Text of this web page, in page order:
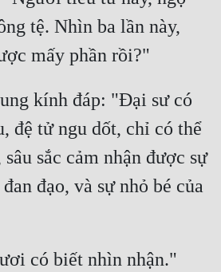
tệ. Nhìn ba lần này,
kính đáp: "Đại sư có
đệ tử ngu dốt, chỉ có thể
sắc cảm nhận được sự
đạo, và sự nhỏ bé của